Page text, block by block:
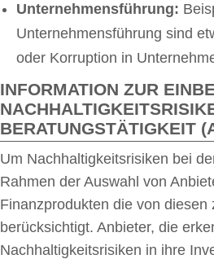
Unternehmensführung:
Unternehmensführung sind
oder Korruption in
INFORMATION ZUR
BERATUNGSTÄTIGKEIT
Um Nachhaltigkeitsrisiken bei
Rahmen der Auswahl von
Finanzprodukten die von
berücksichtigt. Anbieter, die
Nachhaltigkeitsrisiken in ihre